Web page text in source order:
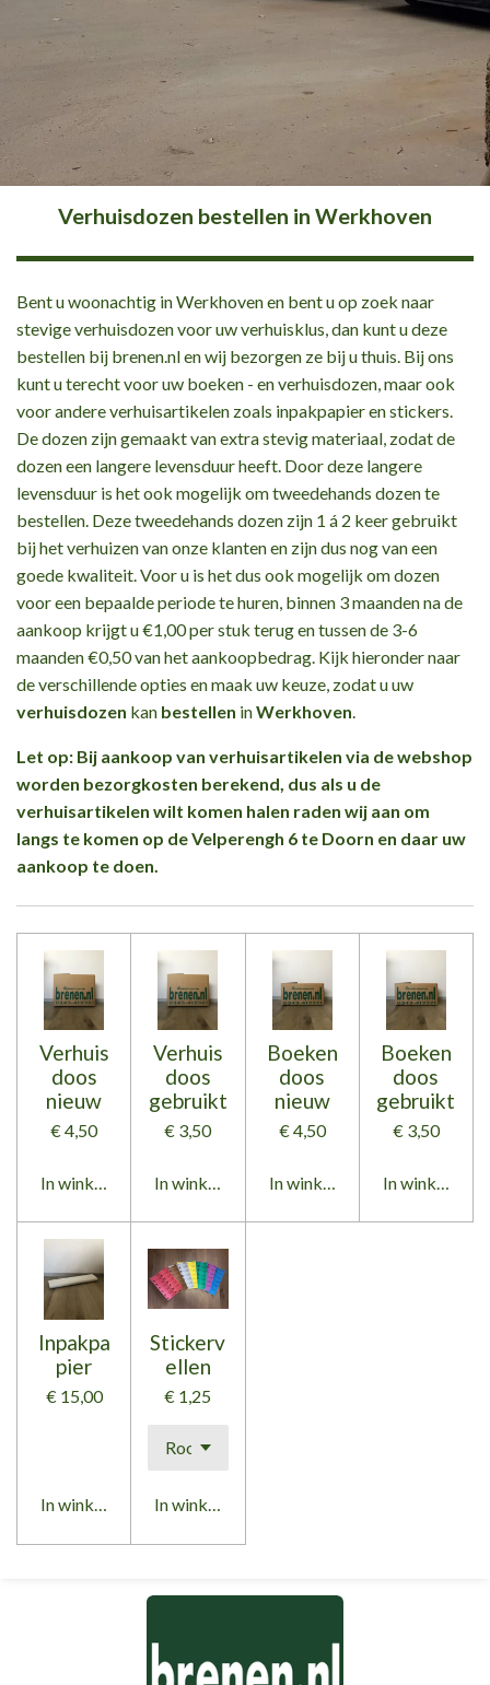
Verhuisdozen bestellen in Werkhoven
Bent u woonachtig in Werkhoven en bent u op zoek naar
stevige verhuisdozen voor uw verhuisklus, dan kunt u deze
bestellen bij brenen.nl en wij bezorgen ze bij u thuis. Bij ons
kunt u terecht voor uw boeken - en verhuisdozen, maar ook
voor andere verhuisartikelen zoals inpakpapier en stickers.
De dozen zijn gemaakt van extra stevig materiaal, zodat de
dozen een langere levensduur heeft. Door deze langere
levensduur is het ook mogelijk om tweedehands dozen te
bestellen. Deze tweedehands dozen zijn 1 á 2 keer gebruikt
bij het verhuizen van onze klanten en zijn dus nog van een
goede kwaliteit. Voor u is het dus ook mogelijk om dozen
voor een bepaalde periode te huren, binnen 3 maanden na de
aankoop krijgt u €1,00 per stuk terug en tussen de 3-6
maanden €0,50 van het aankoopbedrag. Kijk hieronder naar
de verschillende opties en maak uw keuze, zodat u uw
verhuisdozen kan bestellen inWerkhoven.
Let op: Bij aankoop van verhuisartikelen via de webshop
worden bezorgkosten berekend, dus als u de
verhuisartikelen wilt komen halen raden wij aan om
langs te komen op de Velperengh 6 te Doorn en daar uw
aankoop te doen.
Verhuis
doos
nieuw
€ 4,50
In winkelwagen
Verhuis
doos
gebruikt
€ 3,50
In winkelwagen
Boeken
doos
nieuw
€ 4,50
In winkelwagen
Boeken
doos
gebruikt
€ 3,50
In
Inpakpa
pier
€ 15,00
In winkelwagen
Stickerv
ellen
€ 1,25
In winkelwagen